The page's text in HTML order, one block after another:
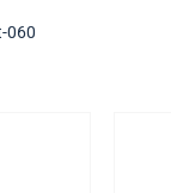
060